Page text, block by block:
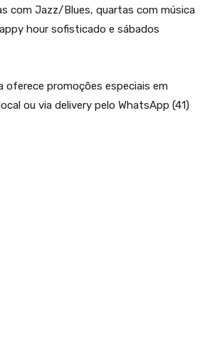
com Jazz/Blues, quartas com música
hour sofisticado e sábados
oferece promoções especiais em
ou via delivery pelo WhatsApp (41)